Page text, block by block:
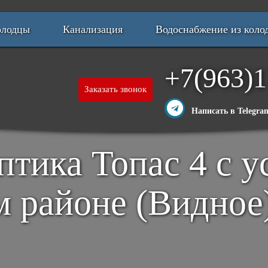
Канализация Водоснабжение из
Заказать звонок
Написать в
Топас 4 с
районе